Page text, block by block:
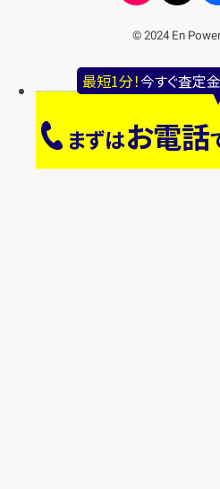
最短1分！今すぐ査定
まずはお電話
© 2024 En